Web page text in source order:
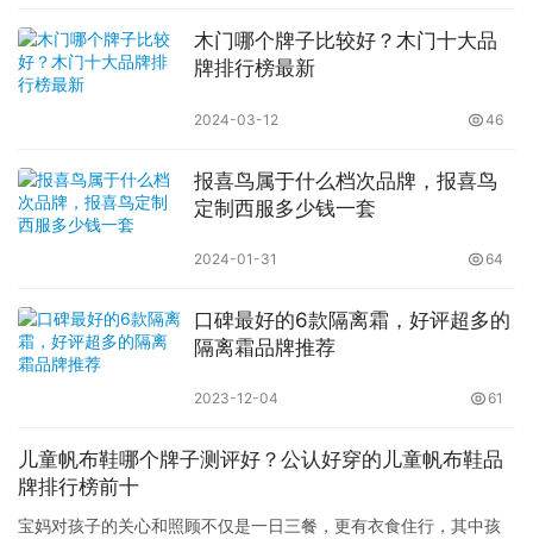
木门哪个牌子比较好？木门十大品
牌排行榜最新
2024-03-12 46
报喜鸟属于什么档次品牌，报喜鸟
定制西服多少钱一套
2024-01-31 64
口碑最好的6款隔离霜，好评超多的
隔离霜品牌推荐
2023-12-04 61
儿童帆布鞋哪个牌子测评好？公认好穿的儿童帆布鞋品
牌排行榜前十
宝妈对孩子的关心和照顾不仅是一日三餐，更有衣食住行，其中孩